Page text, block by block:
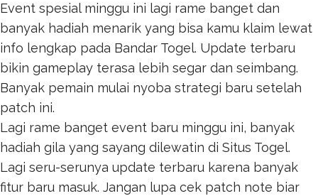
Event spesial minggu ini lagi rame banget dan
banyak hadiah menarik yang bisa kamu klaim lewat
info lengkap pada Bandar Togel. Update terbaru
bikin gameplay terasa lebih segar dan seimbang.
Banyak pemain mulai nyoba strategi baru setelah
patch ini.
Lagi rame banget event baru minggu ini, banyak
hadiah gila yang sayang dilewatin di Situs Togel.
Lagi seru-serunya update terbaru karena banyak
fitur baru masuk. Jangan lupa cek patch note biar